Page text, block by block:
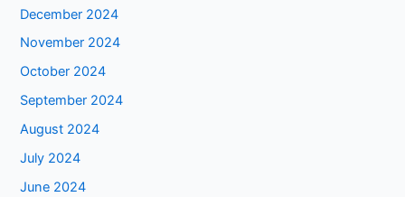
December 2024
November 2024
October 2024
September 2024
August 2024
July 2024
June 2024